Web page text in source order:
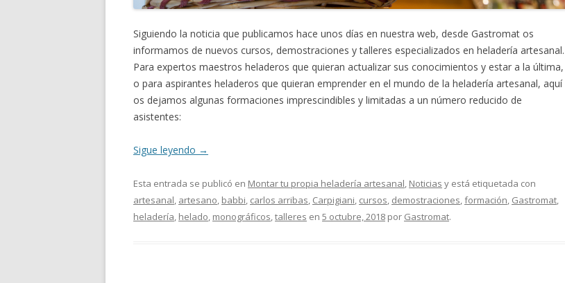
Siguiendo la noticia que publicamos hace unos días en nuestra web, desde Gastromat os
informamos de nuevos cursos, demostraciones y talleres especializados en heladería artesanal.
Para expertos maestros heladeros que quieran actualizar sus conocimientos y estar a la última,
o para aspirantes heladeros que quieran emprender en el mundo de la heladería artesanal, aquí
os dejamos algunas formaciones imprescindibles y limitadas a un número reducido de
asistentes:
Sigue leyendo →
Esta entrada se publicó en Montar tu propia heladería artesanal, Noticias y está etiquetada con
artesanal, artesano, babbi, carlos arribas, Carpigiani, cursos, demostraciones,formación, Gastromat,
heladería, helado, monográficos,talleres en 5 octubre, 2018 por Gastromat.